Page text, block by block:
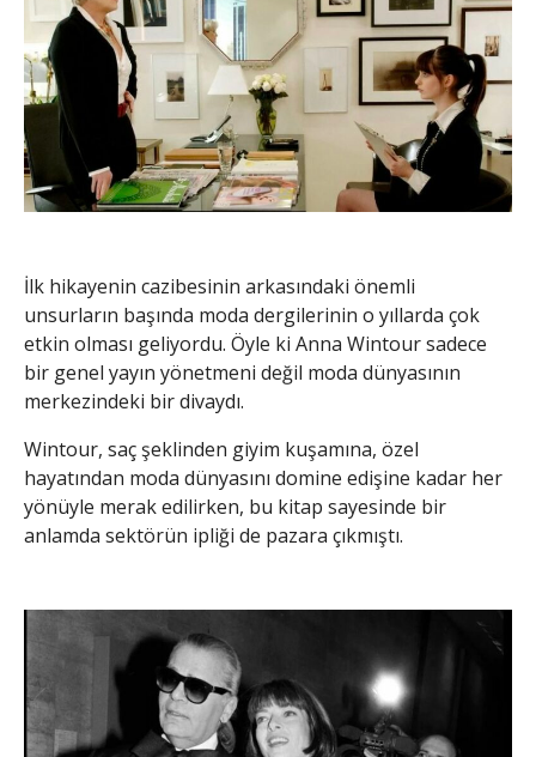
İlk hikayenin cazibesinin arkasındaki önemli
unsurların başında moda dergilerinin o yıllarda çok
etkin olması geliyordu. Öyle ki Anna Wintour sadece
bir genel yayın yönetmeni değil moda dünyasının
merkezindeki bir divaydı.
Wintour, saç şeklinden giyim kuşamına, özel
hayatından moda dünyasını domine edişine kadar her
yönüyle merak edilirken, bu kitap sayesinde bir
anlamda sektörün ipliği de pazara çıkmıştı.